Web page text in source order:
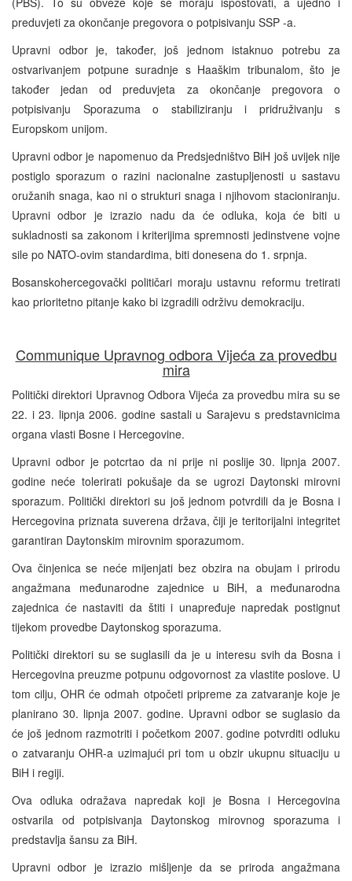
preduvjeti za okončanje pregovora o potpisivanju SSP -a.
Upravni odbor je, također, još jednom istaknuo potrebu za
ostvarivanjem potpune suradnje s Haaškim tribunalom, što je
također jedan od preduvjeta za okončanje pregovora o
potpisivanju Sporazuma o stabiliziranju i pridruživanju s
Europskom unijom.
Upravni odbor je napomenuo da Predsjedništvo BiH još uvijek nije
postiglo sporazum o razini nacionalne zastupljenosti u sastavu
oružanih snaga, kao ni o strukturi snaga i njihovom stacioniranju.
Upravni odbor je izrazio nadu da će odluka, koja će biti u
sukladnosti sa zakonom i kriterijima spremnosti jedinstvene vojne
sile po NATO-ovim standardima, biti donesena do 1. srpnja.
Bosanskohercegovački političari moraju ustavnu reformu tretirati
kao prioritetno pitanje kako bi izgradili održivu demokraciju.
Communique Upravnog odbora Vijeća za provedbu
mira
Politički direktori Upravnog Odbora Vijeća za provedbu mira su se
22. i 23. lipnja 2006. godine sastali u Sarajevu s predstavnicima
organa vlasti Bosne i Hercegovine.
Upravni odbor je potcrtao da ni prije ni poslije 30. lipnja 2007.
godine neće tolerirati pokušaje da se ugrozi Daytonski mirovni
sporazum. Politički direktori su još jednom potvrdili da je Bosna i
Hercegovina priznata suverena država, čiji je teritorijalni integritet
garantiran Daytonskim mirovnim sporazumom.
Ova činjenica se neće mijenjati bez obzira na obujam i prirodu
angažmana međunarodne zajednice u BiH, a međunarodna
zajednica će nastaviti da štiti i unapređuje napredak postignut
tijekom provedbe Daytonskog sporazuma.
Politički direktori su se suglasili da je u interesu svih da Bosna i
Hercegovina preuzme potpunu odgovornost za vlastite poslove. U
tom cilju, OHR će odmah otpočeti pripreme za zatvaranje koje je
planirano 30. lipnja 2007. godine. Upravni odbor se suglasio da
će još jednom razmotriti i početkom 2007. godine potvrditi odluku
o zatvaranju OHR-a uzimajući pri tom u obzir ukupnu situaciju u
BiH i regiji.
Ova odluka odražava napredak koji je Bosna i Hercegovina
ostvarila od potpisivanja Daytonskog mirovnog sporazuma i
predstavlja šansu za BiH.
Upravni odbor je izrazio mišljenje da se priroda angažmana